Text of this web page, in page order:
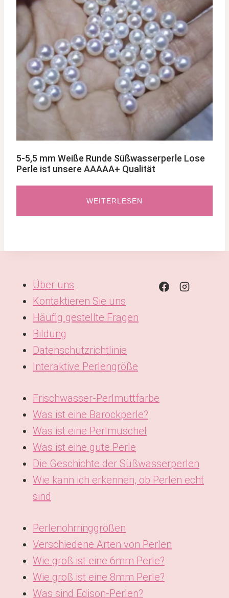
5-5,5 mm Weiße Runde Süßwasserperle Lose
Perle ist unsere AAAAA+ Qualität
WEITERLESEN
Über uns
Kontaktieren Sie uns
Häufig gestellte Fragen
Bildung
Datenschutzrichtlinie
Interaktive Perlengröße
Frischwasser-Perlmuttfarbe
Was ist eine Barockperle?
Was ist eine Perlmuschel
Was ist eine gute Perle
Die Geschichte der Süßwasserperlen
Wie kann ich erkennen, ob Perlen echt
sind
Perlenohrringgrößen
Verschiedene Arten von Perlen
Wie groß ist eine 6mm Perle?
Wie groß ist eine 8mm Perle?
Was sind Edison-Perlen?